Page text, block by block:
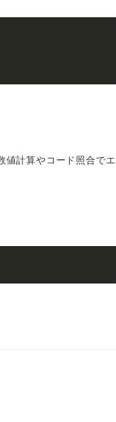
値計算やコード照合でエ